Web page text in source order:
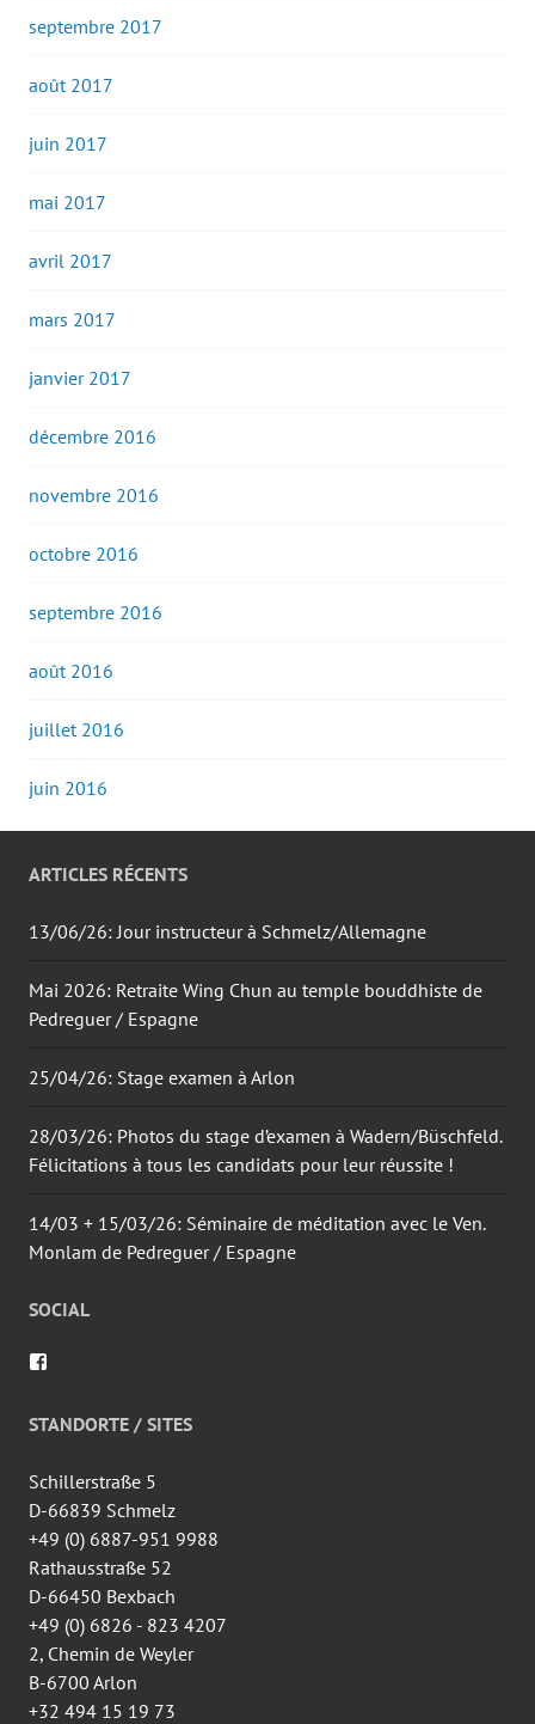
septembre 2017
août 2017
juin 2017
mai 2017
avril 2017
mars 2017
janvier 2017
décembre 2016
novembre 2016
octobre 2016
septembre 2016
août 2016
juillet 2016
juin 2016
ARTICLES RÉCENTS
13/06/26: Jour instructeur à Schmelz/Allemagne
Mai 2026: Retraite Wing Chun au temple bouddhiste de
Pedreguer / Espagne
25/04/26: Stage examen à Arlon
28/03/26: Photos du stage d’examen à Wadern/Büschfeld.
Félicitations à tous les candidats pour leur réussite !
14/03 + 15/03/26: Séminaire de méditation avec le Ven.
Monlam de Pedreguer / Espagne
SOCIAL
de
wingtsun.arlon
Facebook
STANDORTE / SITES
Schillerstraße 5
D-66839 Schmelz
+49 (0) 6887-951 9988
Rathausstraße 52
D-66450 Bexbach
+49 (0) 6826 - 823 4207
2, Chemin de Weyler
B-6700 Arlon
+32 494 15 19 73